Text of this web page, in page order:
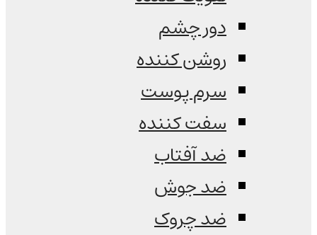
دور چشم
روشن کننده
سرم پوست
سفت کننده
ضد آفتاب
ضد جوش
ضد چروک